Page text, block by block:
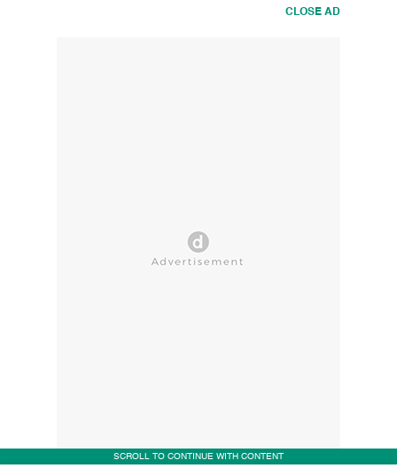
CLOSE AD
SCROLL TO CONTINUE WITH CONTENT